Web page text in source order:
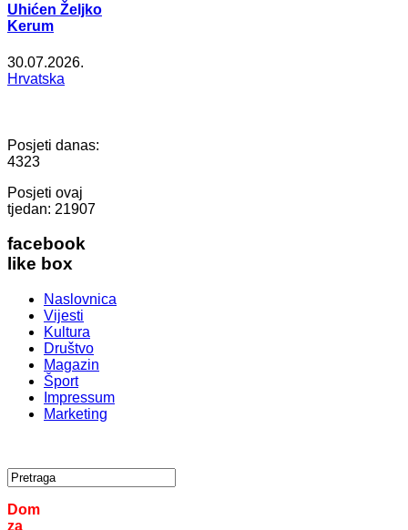
Uhićen Željko
Kerum
30.07.2026.
Hrvatska
Posjeti danas:
4323
Posjeti ovaj
tjedan: 21907
facebook
like box
Naslovnica
Vijesti
Kultura
Društvo
Magazin
Šport
Impressum
Marketing
Dom
za